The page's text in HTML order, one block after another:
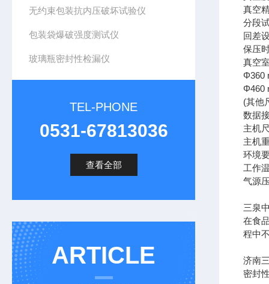
无约束包装抗内压破坏试验仪
包装袋爆破强度测试仪
玻璃瓶密封性检漏仪
TEL-PHONE
0531-67813036
查看全部
ARTICLE
真空
分段
回差
保压
真空
Φ360
Φ460
(其他
数据
主机
主机
环境
工作
气源
三泉
在食
程中
济南
密封